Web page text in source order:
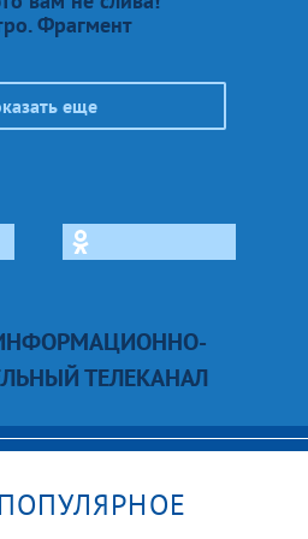
Фрагмент
еще
ТЕЛЕКАНАЛ